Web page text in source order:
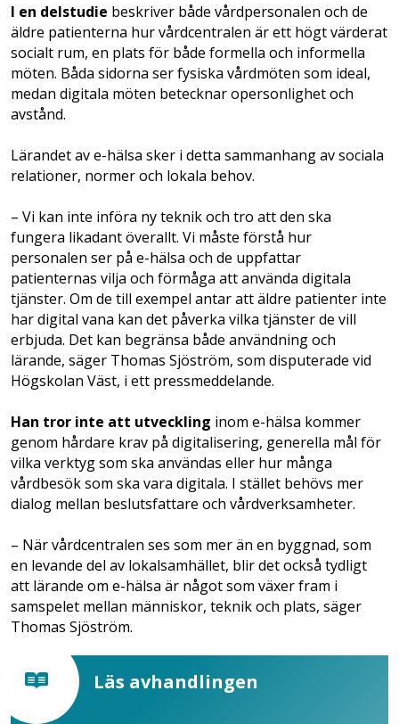
I en delstudie beskriver både vårdpersonalen och de
äldre patienterna hur vårdcentralen är ett högt värderat
socialt rum, en plats för både formella och informella
möten. Båda sidorna ser fysiska vårdmöten som ideal,
medan digitala möten betecknar opersonlighet och
avstånd.
Lärandet av e-hälsa sker i detta sammanhang av sociala
relationer, normer och lokala behov.
– Vi kan inte införa ny teknik och tro att den ska
fungera likadant överallt. Vi måste förstå hur
personalen ser på e-hälsa och de uppfattar
patienternas vilja och förmåga att använda digitala
tjänster. Om de till exempel antar att äldre patienter inte
har digital vana kan det påverka vilka tjänster de vill
erbjuda. Det kan begränsa både användning och
lärande, säger Thomas Sjöström, som disputerade vid
Högskolan Väst, i ett pressmeddelande.
Han tror inte att utveckling inom e-hälsa kommer
genom hårdare krav på digitalisering, generella mål för
vilka verktyg som ska användas eller hur många
vårdbesök som ska vara digitala. I stället behövs mer
dialog mellan beslutsfattare och vårdverksamheter.
– När vårdcentralen ses som mer än en byggnad, som
en levande del av lokalsamhället, blir det också tydligt
att lärande om e-hälsa är något som växer fram i
samspelet mellan människor, teknik och plats, säger
Thomas Sjöström.
Läs avhandlingen